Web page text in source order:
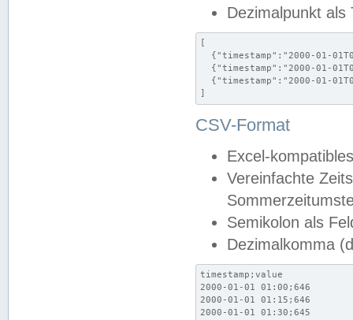
Dezimalpunkt als
[
{"timestamp":"2000-01-
{"timestamp":"2000-01-
{"timestamp":"2000-01-
]
CSV-Format
Excel-
Vereinfachte
Semikolon als
Dezimalkomma
timestamp;value
2000-01-01 01:00;646
2000-01-01 01:15;646
2000-01-01 01:30;645